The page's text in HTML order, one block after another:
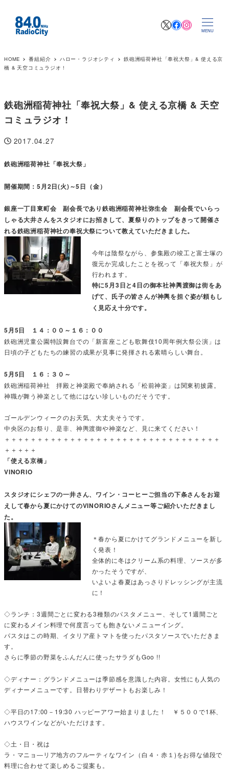
XFacebook
MENU
HOME 番組紹介 ハロー・ラジオシティ
鉄砲洲稲荷神社「奉祝大祭」& 使える京
橋 & 天空コミュラジオ !
鉄砲洲稲荷神社「奉祝大祭」& 使える京橋 & 天空
コミュラジオ !
投稿日
2017.04.27
鉄砲洲稲荷神社「奉祝大祭」
開催期間：5月2日(火)～5日（金）
銀座一丁目東町会 副会長であり鉄砲洲稲荷神社弥生会 副会長でいらっ
しゃる大井さんをスタジオにお招きして、夏祭りのトップをきって開催さ
れる鉄砲洲稲荷神社の奉祝大祭について教えていただきました。
今年は陰祭ながら、参集殿の竣工と富士塚の
復元か完成したことを祝って「奉祝大祭」が
行われます。
特に5月3日と4日の御本社神輿渡御は街をあ
げて、氏子の皆さんが神輿を担ぐ姿が頼もし
く見応え十分です。
5月5日 １４：００～１６：００
鉄砲洲児童公園特設舞台での「新富座こども歌舞伎10周年例大祭公演」は
日頃の子どもたちの練習の成果が見事に発揮される素晴らしい舞台。
5月5日 １６：３０～
鉄砲洲稲荷神社 拝殿と神楽殿で奉納される「松前神楽」は関東初披露。
神職が舞う神楽として他にはない珍しいものだそうです。
ゴールデンウィークのお天気、大丈夫そうです。
中央区のお祭り、是非、神輿渡御や神楽など、見に来てください！
＋＋＋＋＋＋＋＋＋＋＋＋＋＋＋＋＋＋＋＋＋＋＋＋＋＋＋＋＋＋＋＋＋
＋＋＋＋＋
「使える京橋」
VINORIO
スタジオにシェフの一井さん、ワイン・コーヒーご担当の下条さんをお迎
えして春から夏にかけてのVINORIOさんメニュー等ご紹介いただきまし
た。
＊春から夏にかけてグランドメニューを新し
く発表！
全体的に冬はクリーム系の料理、ソースが多
かったそうですが、
いよいよ春夏はあっさりドレッシングが主流
に！
◇ランチ：3週間ごとに変わる3種類のパスタメニュー、そして1週間ごと
に変わるメイン料理で何度言っても飽きないメニューイング。
パスタはこの時期、イタリア産トマトを使ったパスタソースでいただきま
す。
さらに季節の野菜をふんだんに使ったサラダもGoo !!
◇ディナー：グランドメニューは季節感を意識した内容。女性にも人気の
ディナーメニューです。日替わりデザートもお楽しみ！
◇平日の17:00－19:30 ハッピーアワー始まりました！ ￥５００で1杯、
ハウスワインなどがいただけます。
◇土・日・祝は
ラ・マニョ―リア地方のフルーティなワイン（白４・赤１)をお得な値段で
料理に合わせて楽しめるご提案も。